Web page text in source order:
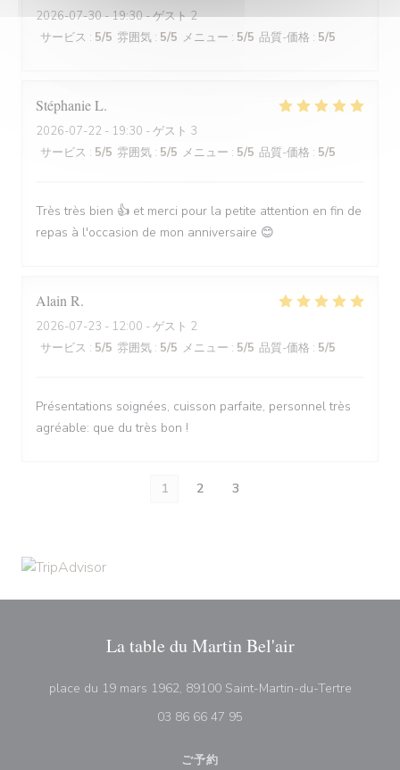
2026-07-30- 19:30 - ゲスト 2
サービス : 5/5 雰囲気 : 5/5 メニュー : 5/5 品質-価格 : 5/5
StéphanieL
2026-07-22 - 19:30 - ゲスト 3
サービス : 5/5 雰囲気 : 5/5 メニュー : 5/5 品質-価格 : 5/5
Très très bien 👍 et merci pour la petite attention en fin de
repas à l'occasion de mon anniversaire 😊
Alain R
2026-07-23 - 12:00 - ゲスト 2
サービス : 5/5 雰囲気 : 5/5 メニュー : 5/5 品質-価格 : 5/5
Présentations soignées, cuisson parfaite, personnel très
agréable: que du très bon !
1 2 3
La table du Martin Bel'air
place du 19 mars 1962, 89100 Saint-Martin-du-Tertre((新しい
03 86 66 47 95
ご予約